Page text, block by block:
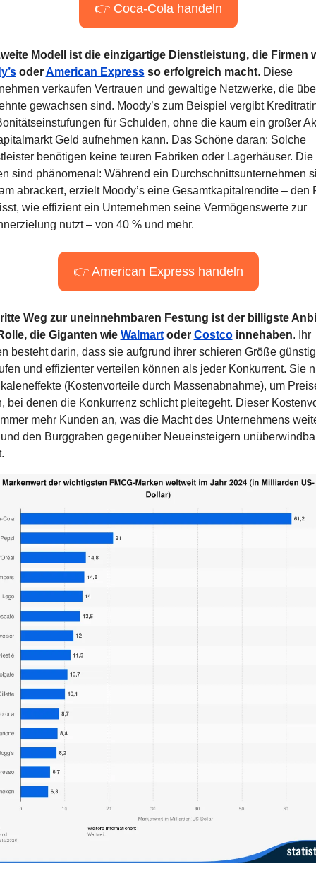
👉 Coca-Cola handeln
oder American Express so erfolgreich macht. Diese
verkaufen Vertrauen und gewaltige Netzwerke, die
gewachsen sind. Moody’s zum Beispiel vergibt
für Schulden, ohne die kaum ein großer
Geld aufnehmen kann. Das Schöne daran: Solche
benötigen keine teuren Fabriken oder Lagerhäuser. Die
sind phänomenal: Während ein Durchschnittsunternehmen
abrackert, erzielt Moody’s eine Gesamtkapitalrendite – den
wie effizient ein Unternehmen seine Vermögenswerte zur
nutzt – von 40 % und mehr.
👉 American Express handeln
Weg zur uneinnehmbaren Festung ist der billigste
die Giganten wie Walmart oder Costco innehaben. Ihr
besteht darin, dass sie aufgrund ihrer schieren Größe
und effizienter verteilen können als jeder Konkurrent. Sie
(Kostenvorteile durch Massenabnahme), um
bei denen die Konkurrenz schlicht pleitegeht. Dieser
mehr Kunden an, was die Macht des Unternehmens
den Burggraben gegenüber Neueinsteigern